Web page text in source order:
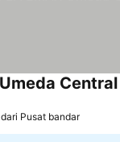
Central
Pusat bandar